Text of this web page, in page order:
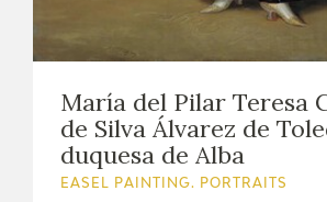
María del Pilar Teresa
de Silva Álvarez de
duquesa de Alba
EASEL PAINTING. PORTRAITS